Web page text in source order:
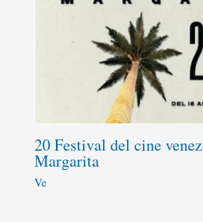
20 Festival del cine
Margarita
Ve